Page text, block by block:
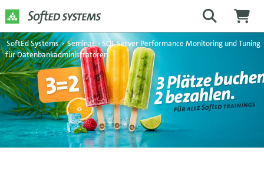
SoftEd Systems › Seminar › SQL Server Performance Monitoring und Tuning
für Datenbankadministratoren